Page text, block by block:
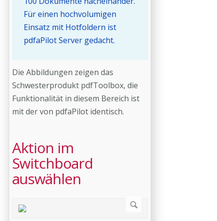
Für einen hochvolumigen
Einsatz mit Hotfoldern ist
pdfaPilot Server gedacht.
Die Abbildungen zeigen das
Schwesterprodukt pdfToolbox, die
Funktionalität in diesem Bereich ist
mit der von pdfaPilot identisch.
Aktion im
Switchboard
auswählen